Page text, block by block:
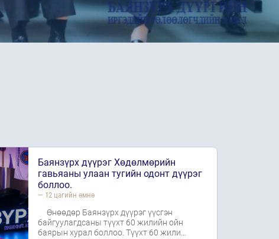
Баянзүрх дүүрэг Хөдөлмөрийн
гавьяаны улаан тугийн одонт дүүрэг
боллоо.
— 12 цагийн өмнө
Өнөөдөр Баянзүрх дүүрэг үүсгэн
байгуулагдсаны түүхт 60 жилийн ойн
баярын хурал боллоо. Түүхт 60 жили…